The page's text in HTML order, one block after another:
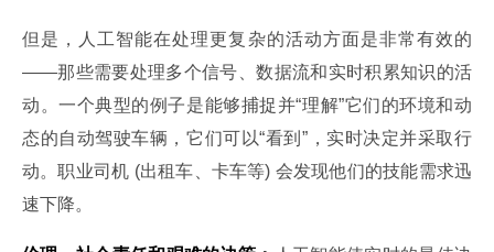
但是，人工智能在处理更复杂的活动方面是非常有效的
——那些需要处理多个信号、数据流和实时积累知识的活
动。一个典型的例子是能够捕捉并“理解”它们的环境和动
态的自动驾驶车辆，它们可以“看到”，实时决定并采取行
动。职业司机 (出租车、卡车等) 会发现他们的技能需求迅
速下降。